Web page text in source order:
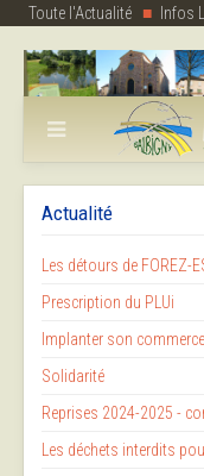
Toute l'Actualité Infos
Actualité
Les détours de FOREZ-
Prescription du PLUi
Implanter son commerce
Solidarité
Reprises 2024-2025 -
Les déchets interdits